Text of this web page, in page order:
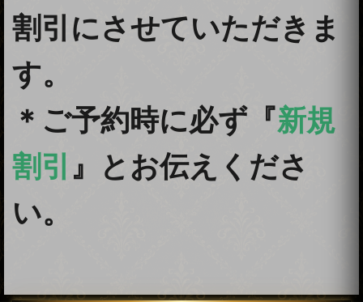
割引にさせていただきま
す。
＊ご予約時に必ず『新規
割引 』とお伝えくださ
い。